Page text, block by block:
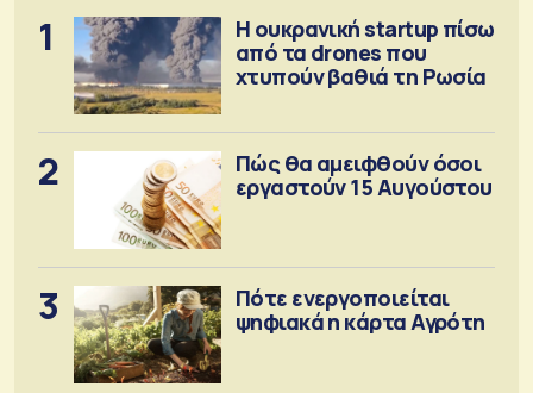
1
Η ουκρανική startup πίσω
από τα drones που
χτυπούν βαθιά τη Ρωσία
2
Πώς θα αμειφθούν όσοι
εργαστούν 15 Αυγούστου
3
Πότε ενεργοποιείται
ψηφιακά η κάρτα Αγρότη